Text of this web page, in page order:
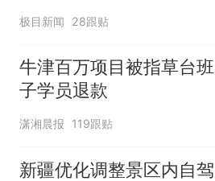
卖：26天，冲刺5000
极目新闻 28跟贴
牛津百万项目被指草台班
子学员退款
潇湘晨报 119跟贴
新疆优化调整景区内自驾